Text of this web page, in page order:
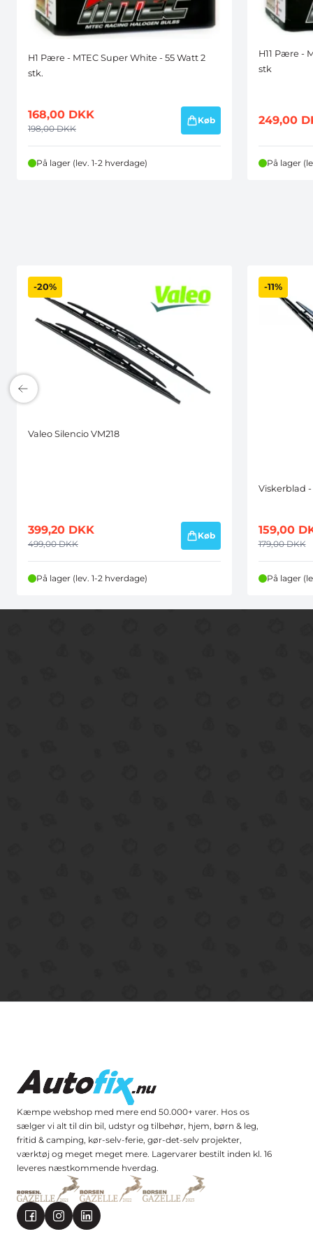
H1 Pære - MTEC Super White - 55 Watt 2
stk.
168,00 DKK
198,00DKK
Køb
På lager (lev. 1-2 hverdage)
H11 Pære -
stk
249,00
På lager
-20%
Valeo Silencio VM218
399,20 DKK
499,00DKK
Køb
På lager (lev. 1-2 hverdage)
-11%
Viskerblad -
159,00
179,00DKK
På lager
Kæmpe webshop med mere end 50.000+ varer. Hos os
sælger vi alt til din bil, udstyr og tilbehør, hjem, børn & leg,
fritid & camping, kør-selv-ferie, gør-det-selv projekter,
værktøj og meget meget mere. Lagervarer bestilt inden kl. 16
leveres næstkommende hverdag.